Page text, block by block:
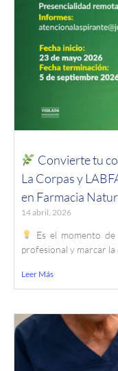
Convierte tu
La Corpas y
en Farmacia
14 abril, 2026
Es el momento
profesional y marcar la
Leer Más